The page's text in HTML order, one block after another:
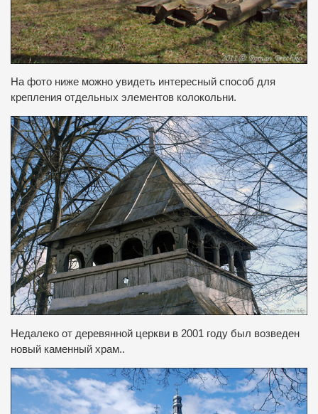
На фото ниже можно увидеть интересный способ для
крепления отдельных элементов колокольни.
Недалеко от деревянной церкви в 2001 году был возведен
новый каменный храм..